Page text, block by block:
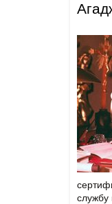
службу